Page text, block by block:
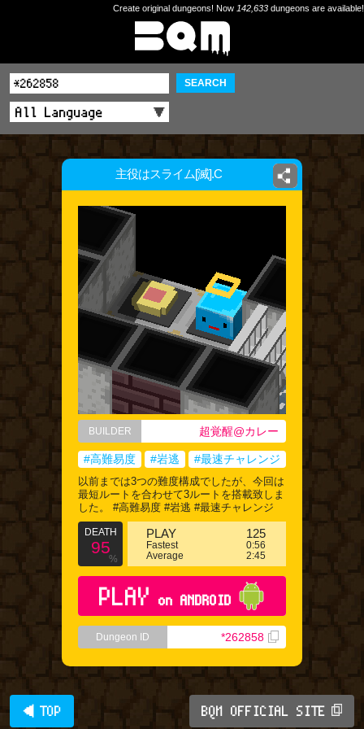
Create original dungeons! Now 142,633 dungeons are available!
SEARCH
主役はスライム[滅].C
BUILDER 超覚醒@カレー
#高難易度 #岩逃 #最速チャレンジ
以前までは3つの難度構成でしたが、今回は
最短ルートを合わせて3ルートを搭載致しま
した。 #高難易度 #岩逃 #最速チャレンジ
DEATH
95
%
PLAY 125
Fastest
0:56
Average
2:45
PLAY on ANDROID
Dungeon ID *262858
◀ TOP BQM OFFICIAL SITE